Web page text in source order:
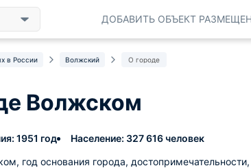
ДОБАВИТЬ ОБЪЕКТ
в России Волжский О городе
Волжском
1951 год
Население: 327 616 человек
год основания города,